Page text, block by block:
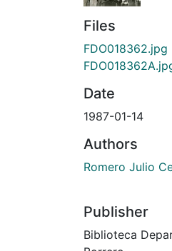
Files
FDO018362.jpg
Date
1987-01-14
Authors
Romero Julio
Publisher
Biblioteca